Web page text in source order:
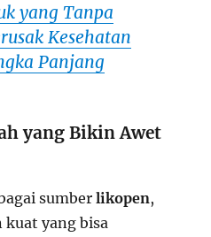
yang Tanpa
Kesehatan
Panjang
yang Bikin Awet
sumberlikopen,
kuat yang bisa